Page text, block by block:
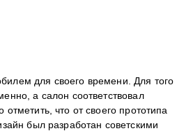
для своего времени. Для того
а салон соответствовал
что от своего прототипа
был разработан советскими